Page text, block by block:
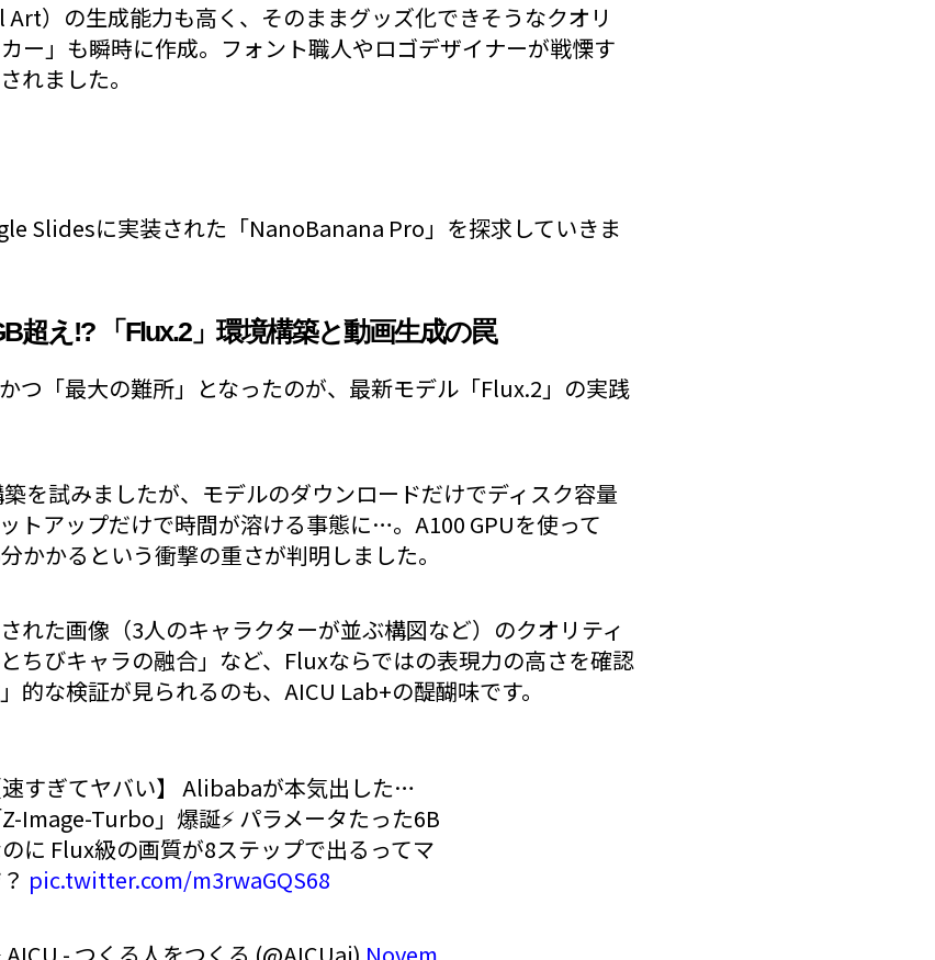
Art）の生成能力も高く、そのままグッズ化できそうなクオリ
ー」も瞬時に作成。フォント職人やロゴデザイナーが戦慄す
れました。
Slidesに実装された「NanoBanana Pro」を探求していきま
超え!? 「Flux.2」環境構築と動画生成の罠
つ「最大の難所」となったのが、最新モデル「Flux.2」の実践
を試みましたが、モデルのダウンロードだけでディスク容量
トアップだけで時間が溶ける事態に…。A100 GPUを使って
かかるという衝撃の重さが判明しました。
れた画像（3人のキャラクターが並ぶ構図など）のクオリティ
ちびキャラの融合」など、Fluxならではの表現力の高さを確認
的な検証が見られるのも、AICU Lab+の醍醐味です。
速すぎてヤバい】 Alibabaが本気出した…
Z-Image-Turbo」爆誕⚡️ パラメータたった6B
に Flux級の画質が8ステップで出るってマ
pic.twitter.com/m3rwaGQS68